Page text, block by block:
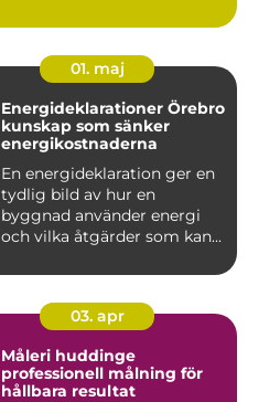
01. maj
Energideklarationer Örebro
kunskap som sänker
energikostnaderna
En energideklaration ger en
tydlig bild av hur en
byggnad använder energi
och vilka åtgärder som kan...
03. apr
Måleri huddinge
professionell målning för
hållbara resultat